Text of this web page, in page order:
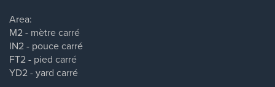
Area:
M2 - mètre carré
IN2 - pouce carré
FT2 - pied carré
YD2 - yard carré